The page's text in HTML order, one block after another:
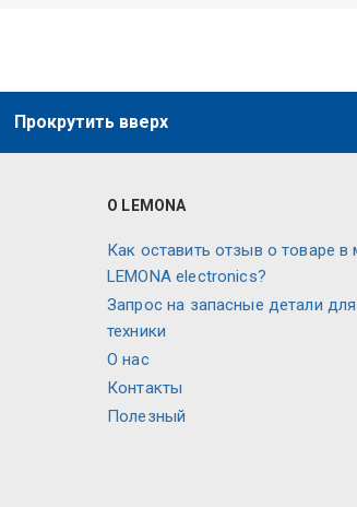
Прокрутить вверх
О LEMONA
Как оставить отзыв о товаре в
LEMONA electronics?
Запрос на запасные детали
техники
О нас
Контакты
Полезный